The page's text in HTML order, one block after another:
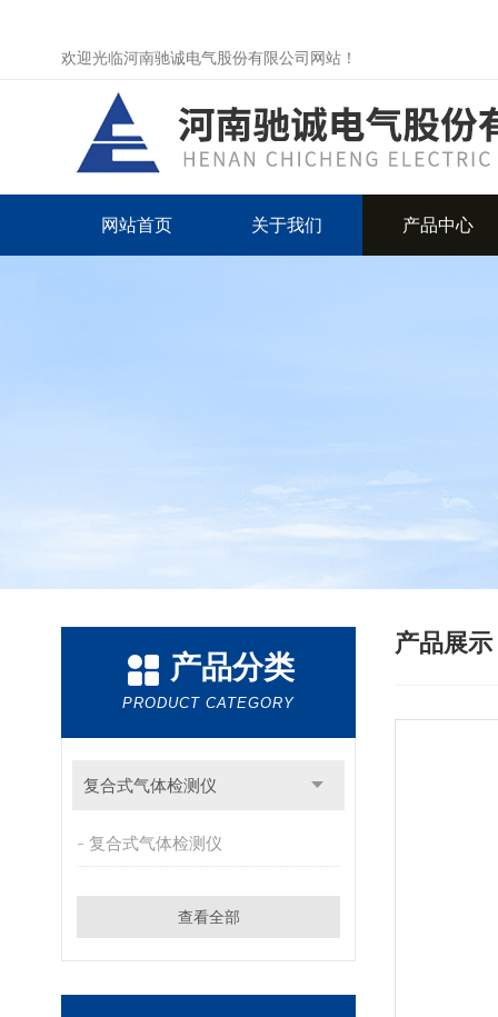
欢迎光临河南驰诚电气股份有限公司网站！
网站首页 关于我们 产品中心
产品分类
PRODUCT CATEGORY
复合式气体检测仪
复合式气体检测仪
查看全部
产品展示